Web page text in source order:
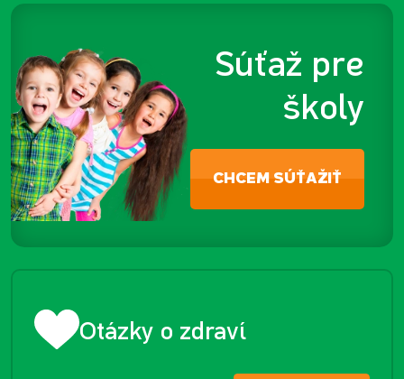
Súťaž pre
školy
CHCEM SÚŤAŽIŤ
Otázky o zdraví